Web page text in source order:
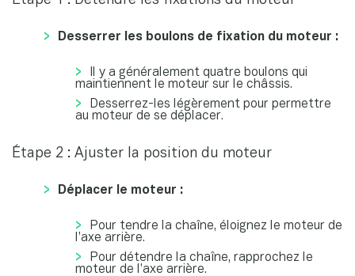
Desserrer les boulons de fixation du moteur :
Il y a généralement quatre boulons qui
maintiennent le moteur sur le châssis.
Desserrez-les légèrement pour permettre
au moteur de se déplacer.
Étape 2 : Ajuster la position du moteur
Déplacer le moteur :
Pour tendre la chaîne, éloignez le moteur de
l’axe arrière.
Pour détendre la chaîne, rapprochez le
moteur de l’axe arrière.